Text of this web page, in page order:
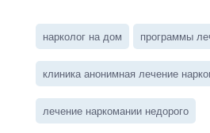
нарколог на дом программы
клиника анонимная лечение
лечение наркомании недорого